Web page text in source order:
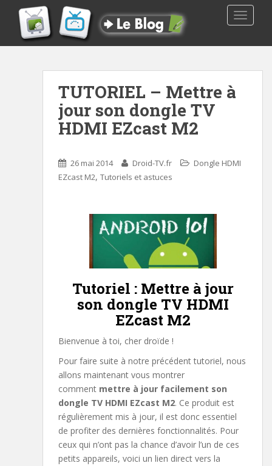
TUTORIEL – Mettre à
jour son dongle TV
HDMI EZcast M2
26 mai 2014 Droid-TV.fr
Dongle HDMI
EZcast M2, Tutoriels et astuces
Tutoriel : Mettre à jour
son dongle TV HDMI
EZcast M2
Bienvenue à toi, cher droïde !
Pour faire suite à notre précédent tutoriel, nous
allons maintenant vous montrer
comment mettre à jour facilement son
dongle TV HDMI EZcast M2. Ce produit est
régulièrement mis à jour, il est donc essentiel
de profiter des dernières fonctionnalités. Pour
ceux qui n’ont pas la chance d’avoir l’un de ces
petits appareils, voici un lien direct vers la